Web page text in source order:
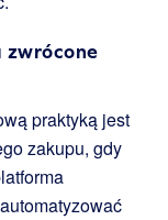
praktyką jest
zakupu, gdy